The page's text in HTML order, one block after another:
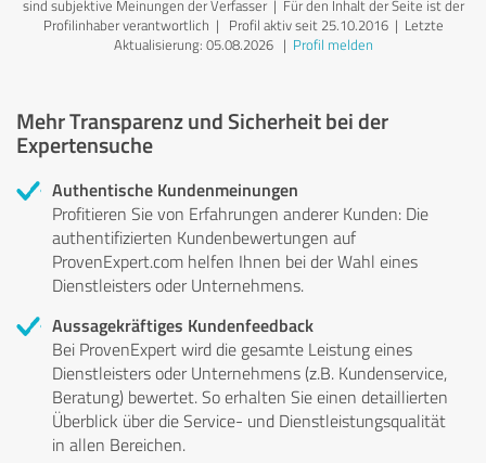
sind subjektive Meinungen der Verfasser | Für den Inhalt der Seite ist der
Profilinhaber verantwortlich | Profil aktiv seit 25.10.2016 | Letzte
Aktualisierung: 05.08.2026| Profil melden
Mehr Transparenz und Sicherheit bei der
Expertensuche
Authentische Kundenmeinungen
Profitieren Sie von Erfahrungen anderer Kunden: Die
authentifizierten Kundenbewertungen auf
ProvenExpert.com helfen Ihnen bei der Wahl eines
Dienstleisters oder Unternehmens.
Aussagekräftiges Kundenfeedback
Bei ProvenExpert wird die gesamte Leistung eines
Dienstleisters oder Unternehmens (z.B. Kundenservice,
Beratung) bewertet. So erhalten Sie einen detaillierten
Überblick über die Service- und Dienstleistungsqualität
in allen Bereichen.